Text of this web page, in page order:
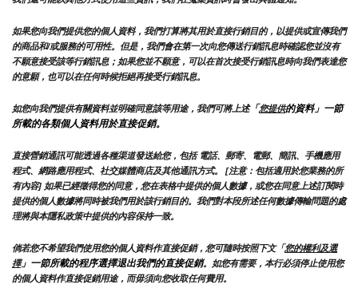
如果您向我們提供您的個人資料，我們打算將其用於直接行銷目的，以提供或宣傳我們
的商品和/或服務的可用性。但是，我們會在第一次向您傳送行銷訊息時確認您並沒有
不願意接受該等行銷訊息；如果您並不願意，可以在首次接受行銷訊息時向我們表達您
的意願，也可以在任何時候拒絕再接受行銷訊息。
如您向我們提供有關資料並明確同意該等用途，我們可將上述「您提供的資料」一節
所載的各類個人資料用於直接促銷。
直接營銷通訊可能透過各種渠道發送給您，包括 電話、郵寄、電郵、簡訊、手機應用
程式、網路應用程式、社交媒體商店及其他通訊方式。 [注意：包括適用於您業務的所
有內容] 如果已經徵得您的同意，您在表格中提供的個人數據，或您在同意上述訂閱時
提供的個人數據將同時被我們用於該行銷目的。我們對本段所述任何數據傳輸問題的處
理將與本隱私政策中提供的內容保持一致。
倘若您不希望我們使用您的個人資料作直接促銷，您可隨時按照下文「您的權利及選
擇」一節所載的程序選擇退出我們的直接促銷。如您有需要，本行必須停止使用您
的個人資料作直接促銷用途，而毋須向您收取任何費用。